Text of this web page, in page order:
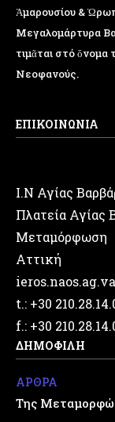
Ἁμαρουσίου &
Μεγαλομάρτυρα
τιμᾶται στό
Νεοφανούς.
ΕΠΙΚΟΙΝΩΝΙΑ
Ι.Ν Αγίας
Πλατεία Αγίας
Μεταμόρφωση
Αττική
t.: +30
f.: +30
ΔΗΜΟΦΙΛΗ
ΑΡΘΡΑ
Της